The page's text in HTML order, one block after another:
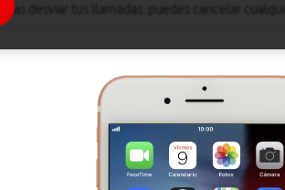
desviar tus llamadas, puedes cancelar